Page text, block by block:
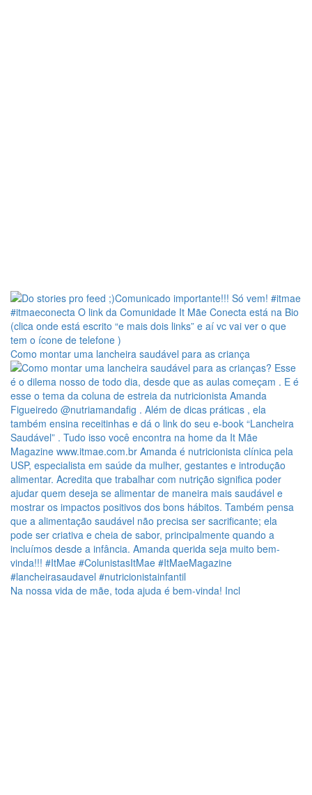
Como montar uma lancheira saudável para as criança
Na nossa vida de mãe, toda ajuda é bem-vinda! Incl